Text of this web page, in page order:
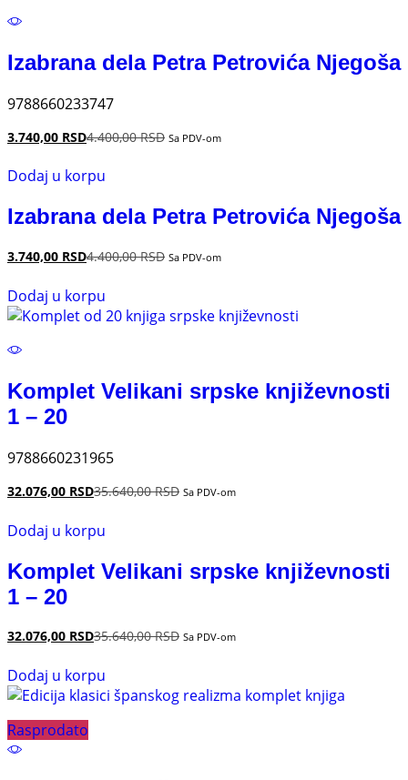
Izabrana dela Petra Petrovića Njegoša
9788660233747
3.740,00 RSD4.400,00RSD Sa PDV-om
Dodaj u korpu
Izabrana dela Petra Petrovića Njegoša
3.740,00 RSD4.400,00RSD Sa PDV-om
Dodaj u korpu
Komplet Velikani srpske književnosti
1 – 20
9788660231965
32.076,00 RSD35.640,00RSD Sa PDV-om
Dodaj u korpu
Komplet Velikani srpske književnosti
1 – 20
32.076,00 RSD35.640,00RSD Sa PDV-om
Dodaj u korpu
Rasprodato